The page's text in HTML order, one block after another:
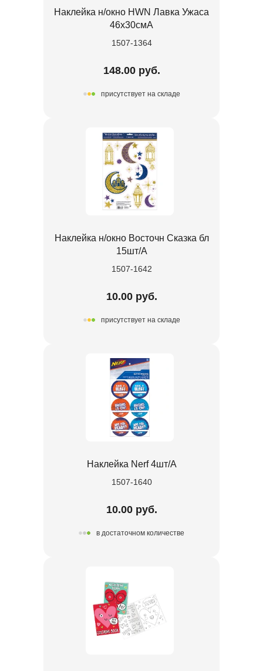
Наклейка н/окно HWN Лавка Ужаса
46х30смA
1507-1364
148.00 руб.
присутствует на складе
Наклейка н/окно Восточн Сказка бл
15шт/А
1507-1642
10.00 руб.
присутствует на складе
Наклейка Nerf 4шт/A
1507-1640
10.00 руб.
в достаточном количестве